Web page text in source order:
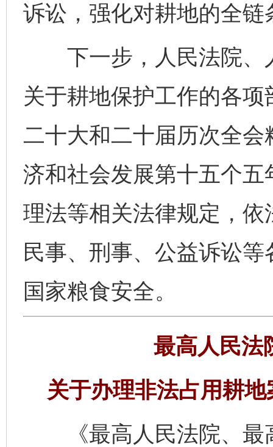
诉讼，强化对耕地的全链
下一步，人民法院、
关于耕地保护工作的各
二十大和二十届历次全
济和社会发展第十五个
理法等相关法律规定，
民事、刑事、公益诉讼
国家粮食安全。
最高人民法
关于办理非法占用耕
《最高人民法院、最